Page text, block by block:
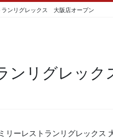
ランリグレックス 大阪店オープン
ンリグレッ
ーレストランリグレックス